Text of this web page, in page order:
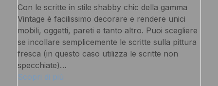
Con le scritte in stile shabby chic della gamma
Vintage è facilissimo decorare e rendere unici
mobili, oggetti, pareti e tanto altro. Puoi scegliere
se incollare semplicemente le scritte sulla pittura
fresca (in questo caso utilizza le scritte non
specchiate)…
Scopri di più